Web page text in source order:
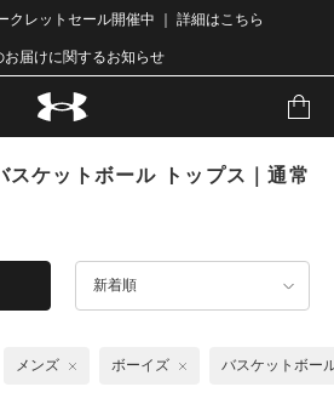
クレットセール開催中 ｜ 詳細はこちら
お届けに関するお知らせ
スケットボール トップス｜通常
新着順
メンズ ボーイズ バスケットボー